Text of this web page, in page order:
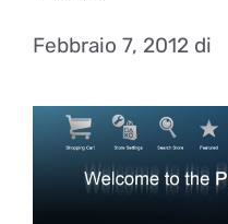
Febbraio 7, 2012 di